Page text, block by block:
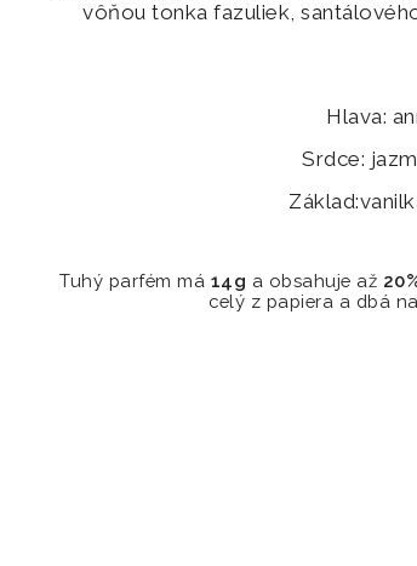
vôňou tonka fazuliek,
Hlava:
Srdce:
Základ:
Tuhý parfém má 14g a obsahuje až
celý z papiera a dbá